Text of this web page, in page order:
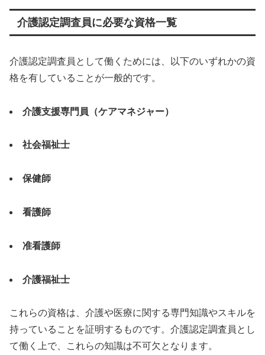
介護認定調査員に必要な資格一覧
介護認定調査員として働くためには、以下のいずれかの資
格を有していることが一般的です。
介護支援専門員（ケアマネジャー）
社会福祉士
保健師
看護師
准看護師
介護福祉士
これらの資格は、介護や医療に関する専門知識やスキルを
持っていることを証明するものです。介護認定調査員とし
て働く上で、これらの知識は不可欠となります。